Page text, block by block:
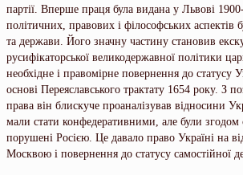
партії. Вперше праця була видана у Львові
політичних, правових і філософських аспектів
та держави. Його значну частину становив
русифікаторської великодержавної політики
необхідне і правомірне повернення до статусу
основі Переяславського трактату 1654 року. З
права він блискуче проаналізував відносини
мали стати конфедеративними, але були згодом
порушені Росією. Це давало право Україні на
Москвою і повернення до статусу самостійної